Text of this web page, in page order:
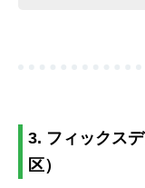
3. フィックス
区）